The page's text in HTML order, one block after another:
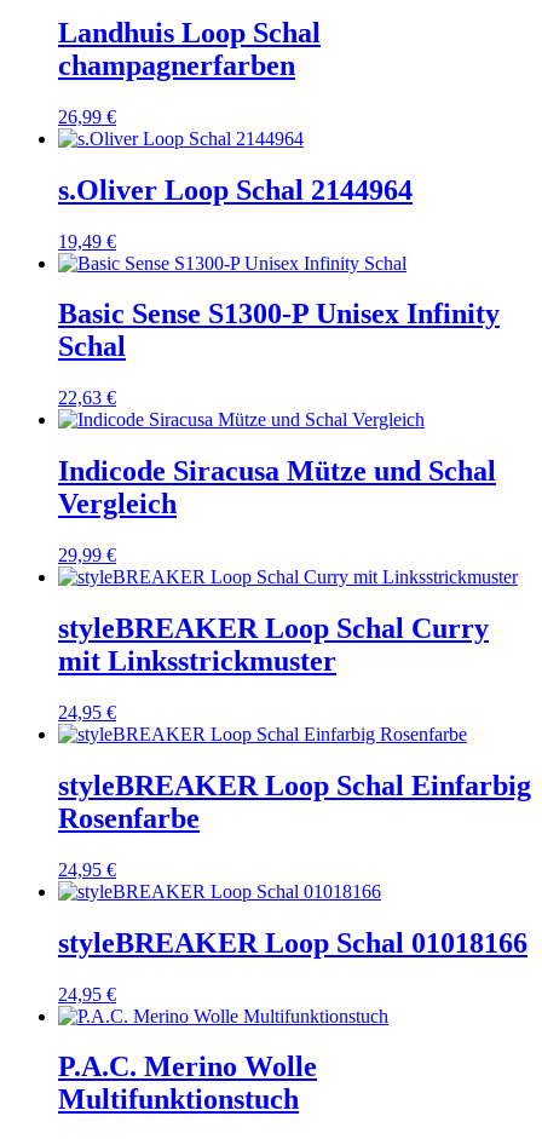
Landhuis Loop Schal
champagnerfarben
26,99 €
s.Oliver Loop Schal 2144964
19,49 €
Basic Sense S1300-P Unisex Infinity
Schal
22,63 €
Indicode Siracusa Mütze und Schal
Vergleich
29,99 €
styleBREAKER Loop Schal Curry
mit Linksstrickmuster
24,95 €
styleBREAKER Loop Schal Einfarbig
Rosenfarbe
24,95 €
styleBREAKER Loop Schal 01018166
24,95 €
P.A.C. Merino Wolle
Multifunktionstuch